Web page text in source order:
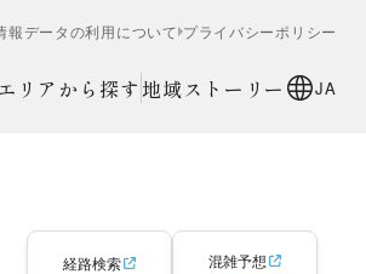
報データの利用について プライバシーポリシー
リアから探す 地域ストーリー JA
経路検索 混雑予想